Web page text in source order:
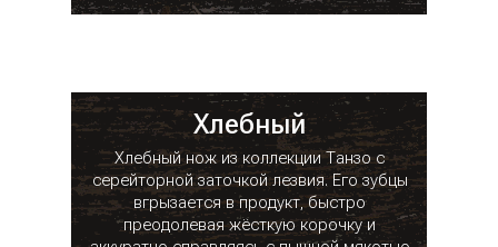
Хлебный
Хлебный нож из коллекции Танзо с
серейторной заточкой лезвия. Его зубцы
вгрызается в продукт, быстро
преодолевая жёсткую корочку и